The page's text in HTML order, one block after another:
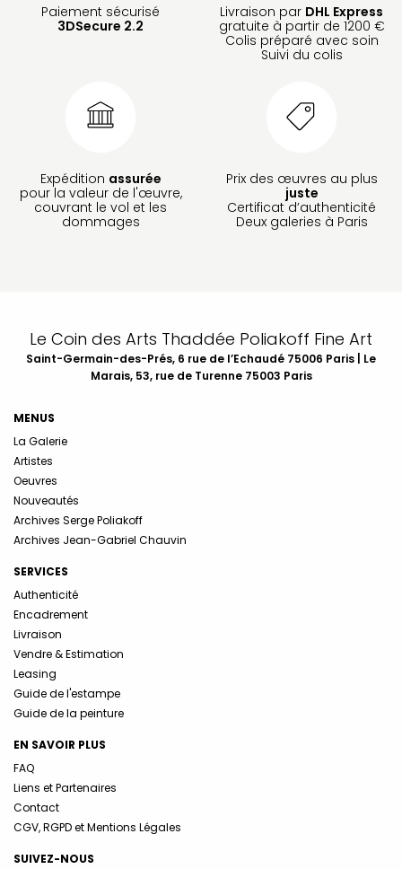
Paiement sécurisé
3DSecure 2.2
Livraison par DHL Express
gratuite à partir de 1200 €
Colis préparé avec soin
Suivi du colis
Expédition assurée
pour la valeur de l'œuvre,
couvrant le vol et les
dommages
Prix des œuvres au plus
juste
Certificat d’authenticité
Deux galeries à Paris
Le Coin des Arts Thaddée Poliakoff Fine Art
Saint-Germain-des-Prés, 6 rue de l’Echaudé 75006 Paris | Le
Marais, 53, rue de Turenne 75003 Paris
MENUS
La Galerie
Artistes
Oeuvres
Nouveautés
Archives Serge Poliakoff
Archives Jean-Gabriel Chauvin
SERVICES
Authenticité
Encadrement
Livraison
Vendre & Estimation
Leasing
Guide de l'estampe
Guide de la peinture
EN SAVOIR PLUS
FAQ
Liens et Partenaires
Contact
CGV, RGPD et Mentions Légales
SUIVEZ-NOUS